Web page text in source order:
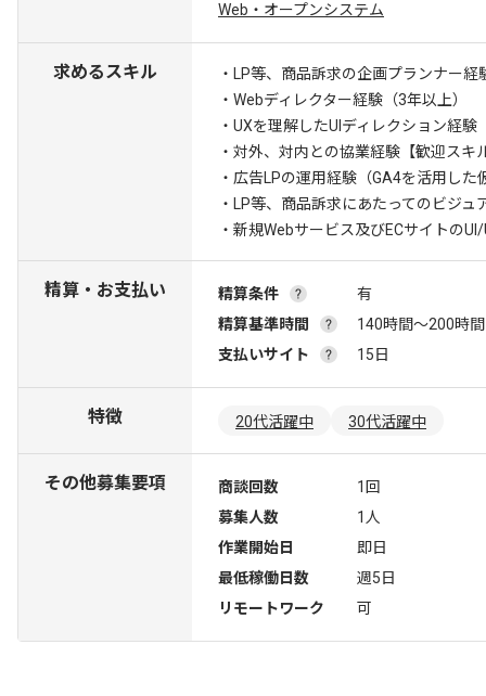
Web・オープンシステム
求めるスキル
・LP等、商品訴求の企画プランナー経
・Webディレクター経験（3年以上）
・UXを理解したUIディレクション経験
・対外、対内との協業経験 【歓迎スキ
・広告LPの運用経験（GA4を活用した
・LP等、商品訴求にあたってのビジュ
・新規Webサービス及びECサイトの
精算・お支払い 精算条件
有
精算基準時間
140時間〜200時間
支払いサイト
15日
特徴 20代活躍中 30代活躍中
その他募集要項 商談回数
1回
募集人数
1人
作業開始日
即日
最低稼働日数
週5日
リモートワーク
可